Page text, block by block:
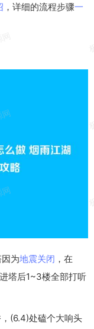
，详细的流程步骤一
为地震关闭 ，在
塔后1~3楼全部打听
(6.4)处磕个大响头